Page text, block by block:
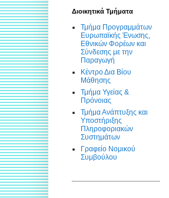
Διοικητικά Τμήματα
Τμήμα Προγραμμάτων
Ευρωπαϊκής Ένωσης,
Εθνικών Φορέων και
Σύνδεσης με την
Παραγωγή
Κέντρο Δια Βίου
Μάθησης
Τμήμα Υγείας &
Πρόνοιας
Τμήμα Ανάπτυξης και
Υποστήριξης
Πληροφοριακών
Συστημάτων
Γραφείο Νομικού
Συμβούλου